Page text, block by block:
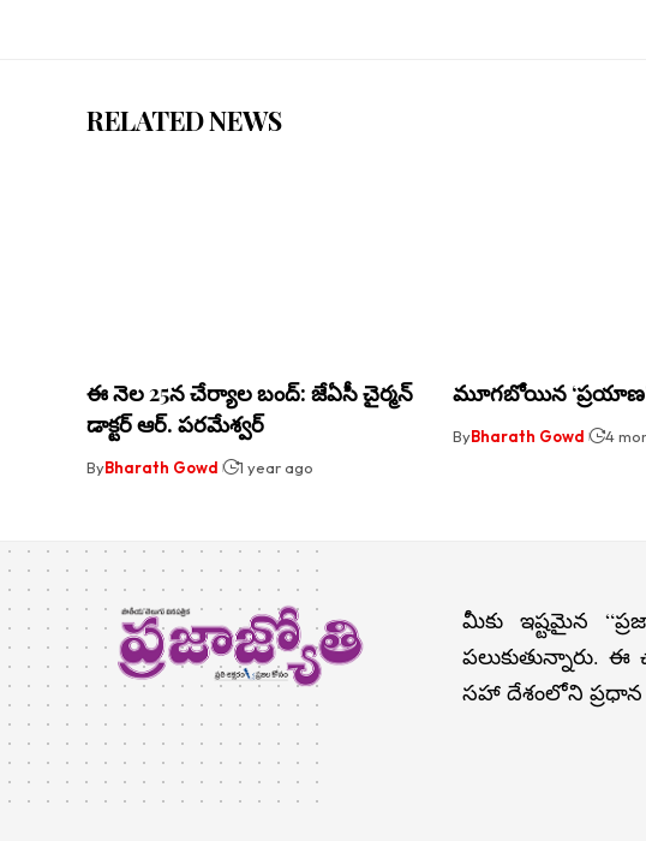
RELATED NEWS
ఈ నెల 25న చేర్యాల బంద్: జేఏసీ చైర్మన్
డాక్టర్ ఆర్. పరమేశ్వర్
ByBharath Gowd 1 year ago
మూగబోయిన ‘ప్రయాణ’
ByBharath Gowd 4
మీకు ఇష్టమైన
పలుకుతున్నారు.
సహా దేశంలోని ప్రధాన